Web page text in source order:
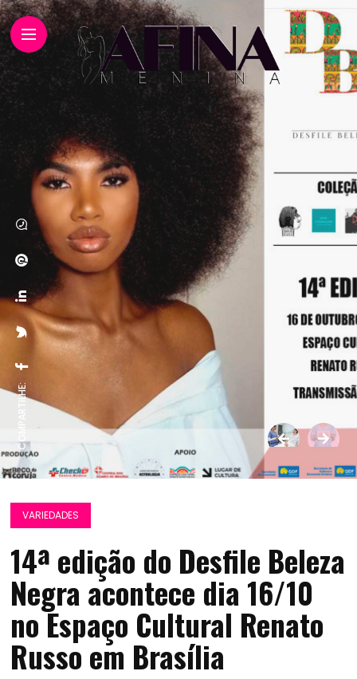
COMPARTILHE:
VARIEDADES
14ª edição do Desfile Beleza
Negra acontece dia 16/10
no Espaço Cultural Renato
Russo em Brasília